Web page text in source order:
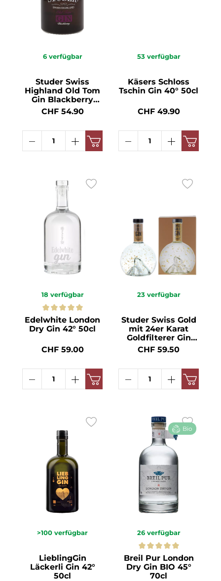
6 verfügbar
Studer Swiss
Highland Old Tom
Gin Blackberry
44.4° 70cl
CHF 54.90
53 verfügbar
Käsers Schloss
Tschin Gin 40° 50cl
CHF 49.90
18 verfügbar
Edelwhite London
Dry Gin 42° 50cl
CHF 59.00
23 verfügbar
Studer Swiss Gold
mit 24er Karat
Goldfilterer Gin
40° 70cl
CHF 59.50
>100 verfügbar
LieblingGin
Läckerli Gin 42°
50cl
Bio
26 verfügbar
Breil Pur London
Dry Gin BIO 45°
70cl